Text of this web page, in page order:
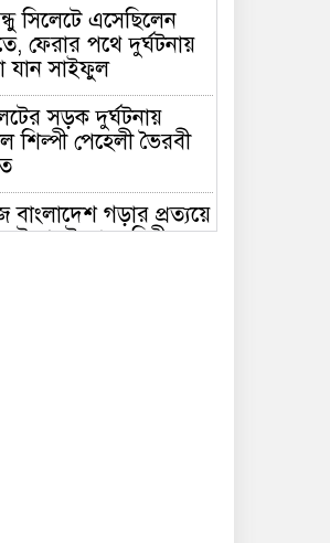
সিলেটে এসেছিলেন
ফেরার পথে দুর্ঘটনায়
যান সাইফুল
সড়ক দুর্ঘটনায়
শিল্পী পেহেলী ভৈরবী
বাংলাদেশ গড়ার প্রত্যয়ে
বাবৌযুপ’র দ্বিতীয়